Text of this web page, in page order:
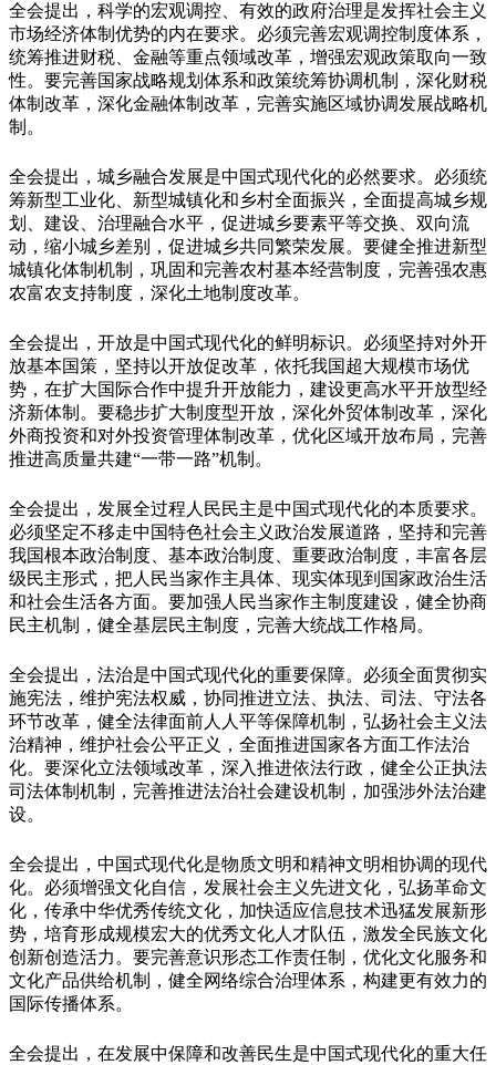
全会提出，科学的宏观调控、有效的政府治理是发挥社会主义
市场经济体制优势的内在要求。必须完善宏观调控制度体系，
统筹推进财税、金融等重点领域改革，增强宏观政策取向一致
性。要完善国家战略规划体系和政策统筹协调机制，深化财税
体制改革，深化金融体制改革，完善实施区域协调发展战略机
制。
全会提出，城乡融合发展是中国式现代化的必然要求。必须统
筹新型工业化、新型城镇化和乡村全面振兴，全面提高城乡规
划、建设、治理融合水平，促进城乡要素平等交换、双向流
动，缩小城乡差别，促进城乡共同繁荣发展。要健全推进新型
城镇化体制机制，巩固和完善农村基本经营制度，完善强农惠
农富农支持制度，深化土地制度改革。
全会提出，开放是中国式现代化的鲜明标识。必须坚持对外开
放基本国策，坚持以开放促改革，依托我国超大规模市场优
势，在扩大国际合作中提升开放能力，建设更高水平开放型经
济新体制。要稳步扩大制度型开放，深化外贸体制改革，深化
外商投资和对外投资管理体制改革，优化区域开放布局，完善
推进高质量共建“一带一路”机制。
全会提出，发展全过程人民民主是中国式现代化的本质要求。
必须坚定不移走中国特色社会主义政治发展道路，坚持和完善
我国根本政治制度、基本政治制度、重要政治制度，丰富各层
级民主形式，把人民当家作主具体、现实体现到国家政治生活
和社会生活各方面。要加强人民当家作主制度建设，健全协商
民主机制，健全基层民主制度，完善大统战工作格局。
全会提出，法治是中国式现代化的重要保障。必须全面贯彻实
施宪法，维护宪法权威，协同推进立法、执法、司法、守法各
环节改革，健全法律面前人人平等保障机制，弘扬社会主义法
治精神，维护社会公平正义，全面推进国家各方面工作法治
化。要深化立法领域改革，深入推进依法行政，健全公正执法
司法体制机制，完善推进法治社会建设机制，加强涉外法治建
设。
全会提出，中国式现代化是物质文明和精神文明相协调的现代
化。必须增强文化自信，发展社会主义先进文化，弘扬革命文
化，传承中华优秀传统文化，加快适应信息技术迅猛发展新形
势，培育形成规模宏大的优秀文化人才队伍，激发全民族文化
创新创造活力。要完善意识形态工作责任制，优化文化服务和
文化产品供给机制，健全网络综合治理体系，构建更有效力的
国际传播体系。
全会提出，在发展中保障和改善民生是中国式现代化的重大任